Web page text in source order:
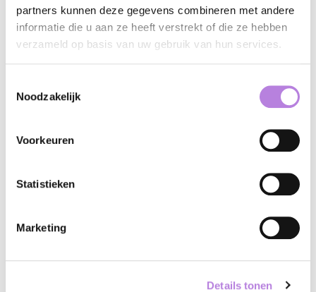
partners kunnen deze gegevens combineren met andere
informatie die u aan ze heeft verstrekt of die ze hebben
verzameld op basis van uw gebruik van hun services.
Noodzakelijk
Voorkeuren
Statistieken
Marketing
Details tonen